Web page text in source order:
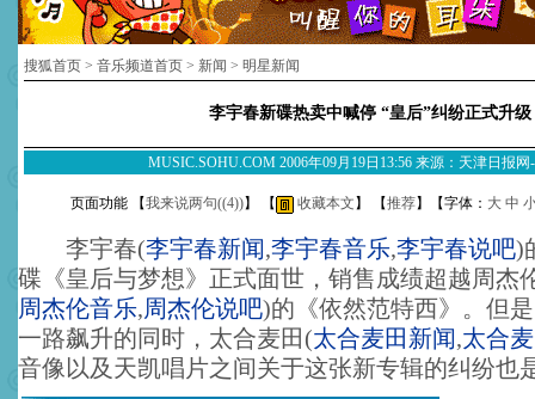
搜狐首页 > 音乐频道首页 > 新闻 > 明星新闻
李宇春新碟热卖中喊停 “皇后”纠纷正式升级
MUSIC.SOHU.COM 2006年09月19日13:56 来源：天津日报
页面功能 【我来说两句((4))】 【 收藏本文 】 【推荐】【字体： 大 中
李宇春(李宇春新闻,李宇春音乐,李宇春说吧)
碟《皇后与梦想》正式面世，销售成绩超越周杰
周杰伦音乐,周杰伦说吧)的《依然范特西》。但
一路飙升的同时，太合麦田 (太合麦田新闻,太合
音像以及天凯唱片之间关于这张新专辑的纠纷也